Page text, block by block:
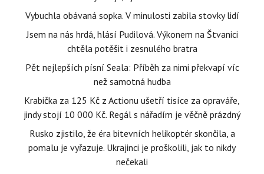
Vybuchla obávaná sopka. V minulosti zabila stovky lidí
Jsem na nás hrdá, hlásí Pudilová. Výkonem na Štvanici
chtěla potěšit i zesnulého bratra
Pět nejlepších písní Seala: Příběh za nimi překvapí víc
než samotná hudba
Krabička za 125 Kč z Actionu ušetří tisíce za opraváře,
jindy stojí 10 000 Kč. Regál s nářadím je věčně prázdný
Rusko zjistilo, že éra bitevních helikoptér skončila, a
pomalu je vyřazuje. Ukrajinci je proškolili, jak to nikdy
nečekali